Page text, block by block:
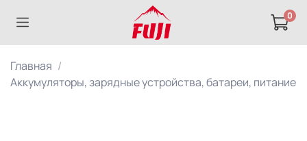
0
Главная
Аккумуляторы, зарядные устройства, батареи, питание